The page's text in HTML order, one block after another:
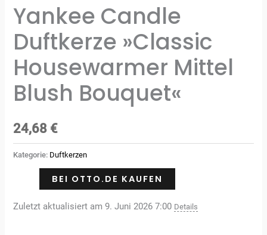
Yankee Candle
Duftkerze »Classic
Housewarmer Mittel
Blush Bouquet«
24,68 €
Kategorie: Duftkerzen
BEI OTTO.DE KAUFEN
Zuletzt aktualisiert am 9. Juni 2026 7:00 Details